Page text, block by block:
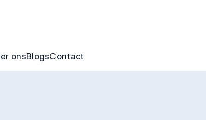
ons & cursussen
BlogsContact